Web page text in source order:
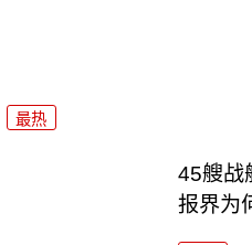
最热
45艘战
报界为